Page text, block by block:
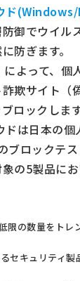
ド
御でウイル
防ぎます。
よって、個
欺サイト（
ロックします
は⽇本の個
ブロックテ
の5製品に
限の数量をトレ
キュリティ製